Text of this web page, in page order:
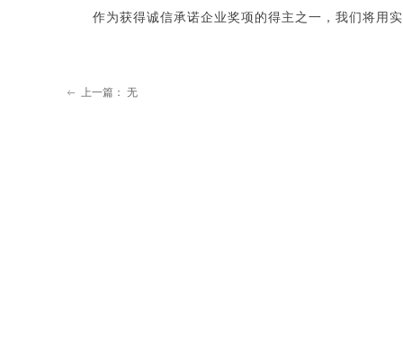
作为获得诚信承诺企业奖项的得主之一，我们将用
ꂃ 上一篇： 无